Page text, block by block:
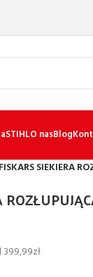
STIHLO nasBlog
FISKARS SIEKIERA